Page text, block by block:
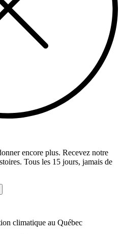
encore plus. Recevez notre
Tous les 15 jours, jamais de